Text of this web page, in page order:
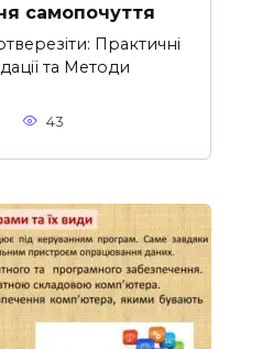
самопочуття
Практичні
та Методи
43